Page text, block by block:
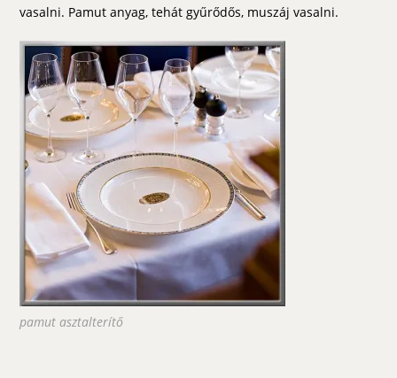
vasalni. Pamut anyag, tehát gyűrődős, muszáj vasalni.
pamut asztalterítő